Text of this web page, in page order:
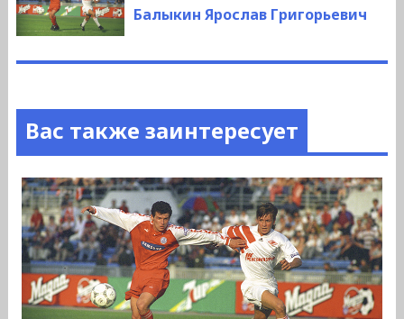
запись:
Балыкин Ярослав Григорьевич
Вас также заинтересует